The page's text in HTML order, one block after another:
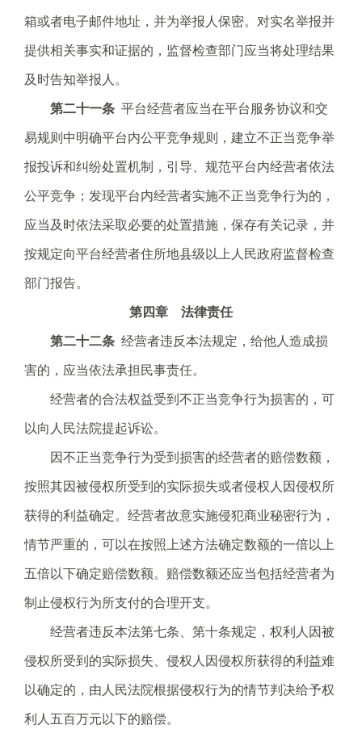
箱或者电子邮件地址，并为举报人保密。对实名举报并
提供相关事实和证据的，监督检查部门应当将处理结果
及时告知举报人。
第二十一条 平台经营者应当在平台服务协议和交
易规则中明确平台内公平竞争规则，建立不正当竞争举
报投诉和纠纷处置机制，引导、规范平台内经营者依法
公平竞争；发现平台内经营者实施不正当竞争行为的，
应当及时依法采取必要的处置措施，保存有关记录，并
按规定向平台经营者住所地县级以上人民政府监督检查
部门报告。
第四章 法律责任
第二十二条 经营者违反本法规定，给他人造成损
害的，应当依法承担民事责任。
经营者的合法权益受到不正当竞争行为损害的，可
以向人民法院提起诉讼。
因不正当竞争行为受到损害的经营者的赔偿数额，
按照其因被侵权所受到的实际损失或者侵权人因侵权所
获得的利益确定。经营者故意实施侵犯商业秘密行为，
情节严重的，可以在按照上述方法确定数额的一倍以上
五倍以下确定赔偿数额。赔偿数额还应当包括经营者为
制止侵权行为所支付的合理开支。
经营者违反本法第七条、第十条规定，权利人因被
侵权所受到的实际损失、侵权人因侵权所获得的利益难
以确定的，由人民法院根据侵权行为的情节判决给予权
利人五百万元以下的赔偿。